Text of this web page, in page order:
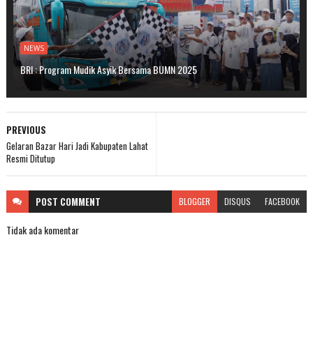
NEWS
BRI : Program Mudik Asyik Bersama BUMN 2025
PREVIOUS
Gelaran Bazar Hari Jadi Kabupaten Lahat
Resmi Ditutup
POST COMMENT BLOGGER DISQUS FACEBOOK
Tidak ada komentar